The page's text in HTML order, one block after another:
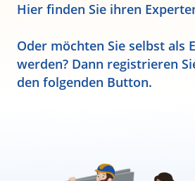
Hier finden Sie ihren
Oder möchten Sie selbst als
werden? Dann registrieren
den folgenden Button.